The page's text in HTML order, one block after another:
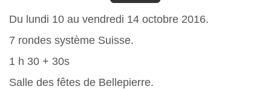
Du lundi 10 au vendredi 14 octobre 2016.
7 rondes système Suisse.
1 h 30 + 30s
Salle des fêtes de Bellepierre.